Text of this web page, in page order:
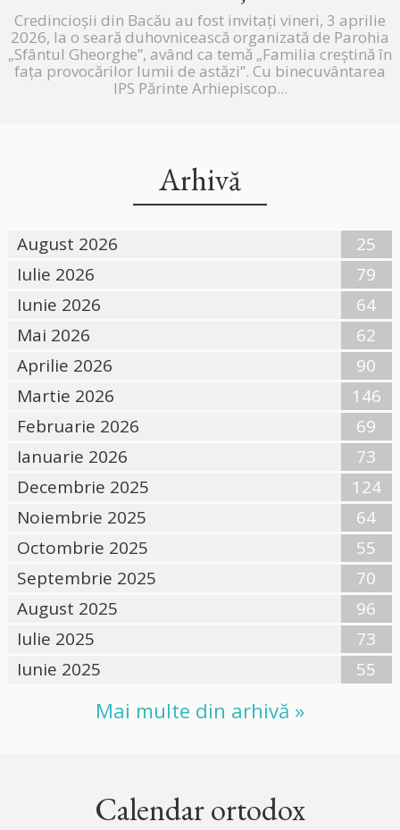
Credincioșii din Bacău au fost invitați vineri, 3 aprilie
2026, la o seară duhovnicească organizată de Parohia
„Sfântul Gheorghe”, având ca temă „Familia creștină în
fața provocărilor lumii de astăzi”. Cu binecuvântarea
IPS Părinte Arhiepiscop...
Arhivă
August 2026
25
Iulie 2026
79
Iunie 2026
64
Mai 2026
62
Aprilie 2026
90
Martie 2026
146
Februarie 2026
69
Ianuarie 2026
73
Decembrie 2025
124
Noiembrie 2025
64
Octombrie 2025
55
Septembrie 2025
70
August 2025
96
Iulie 2025
73
Iunie 2025
55
Mai multe din arhivă »
Calendar ortodox